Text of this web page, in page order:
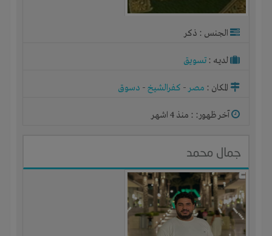
الجنس : ذكر
لديـه : تسويق
المكان : مصر- كفرالشيخ- دسوق
آخر ظهور: : منذ 4 اشهر
جمال محمد